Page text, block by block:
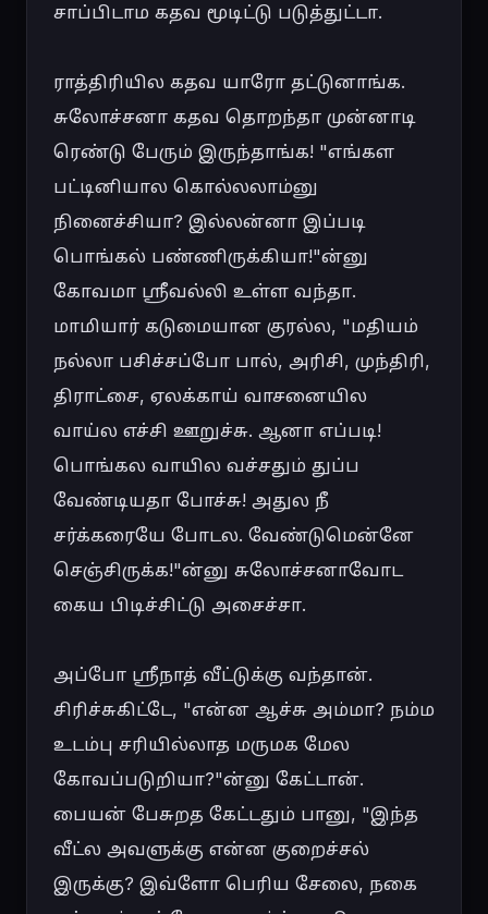
சாப்பிடாம கதவ மூடிட்டு படுத்துட்டா.
ராத்திரியில கதவ யாரோ தட்டுனாங்க.
சுலோச்சனா கதவ தொறந்தா முன்னாடி
ரெண்டு பேரும் இருந்தாங்க! "எங்கள
பட்டினியால கொல்லலாம்னு
நினைச்சியா? இல்லன்னா இப்படி
பொங்கல் பண்ணிருக்கியா!"ன்னு
கோவமா ஸ்ரீவல்லி உள்ள வந்தா.
மாமியார் கடுமையான குரல்ல, "மதியம்
நல்லா பசிச்சப்போ பால், அரிசி, முந்திரி,
திராட்சை, ஏலக்காய் வாசனையில
வாய்ல எச்சி ஊறுச்சு. ஆனா எப்படி!
பொங்கல வாயில வச்சதும் துப்ப
வேண்டியதா போச்சு! அதுல நீ
சர்க்கரையே போடல. வேண்டுமென்னே
செஞ்சிருக்க!"ன்னு சுலோச்சனாவோட
கைய பிடிச்சிட்டு அசைச்சா.
அப்போ ஸ்ரீநாத் வீட்டுக்கு வந்தான்.
சிரிச்சுகிட்டே, "என்ன ஆச்சு அம்மா? நம்ம
உடம்பு சரியில்லாத மருமக மேல
கோவப்படுறியா?"ன்னு கேட்டான்.
பையன் பேசுறத கேட்டதும் பானு, "இந்த
வீட்ல அவளுக்கு என்ன குறைச்சல்
இருக்கு? இவ்ளோ பெரிய சேலை, நகை